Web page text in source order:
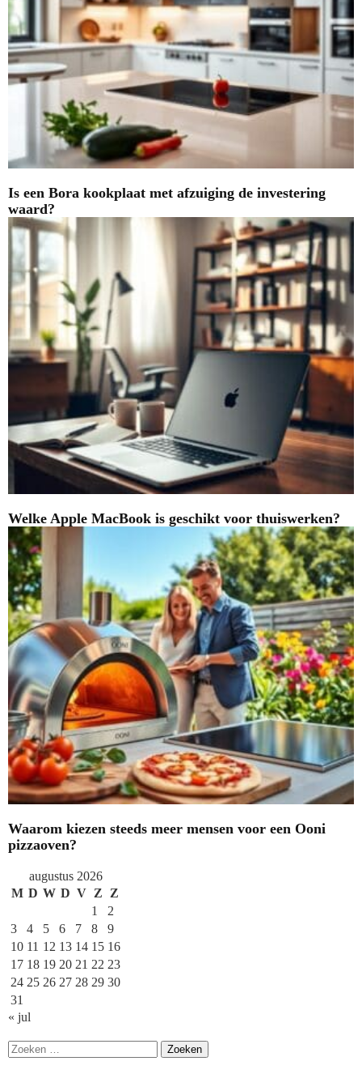
Is een Bora kookplaat met afzuiging de investering
waard?
Welke Apple MacBook is geschikt voor thuiswerken?
Waarom kiezen steeds meer mensen voor een Ooni
pizzaoven?
augustus 2026
M D W D V Z
Z
1
2
3
4 5 6 7 8
9
10 11 12 13 14 15 16
17 18 19 20 21 22 23
24 25 26 27 28 29 30
31
« jul